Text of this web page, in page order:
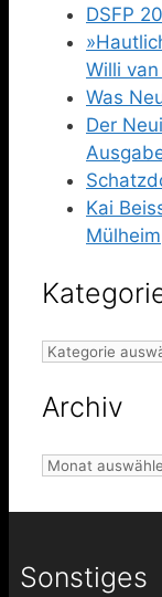
DSFP
Willi
Was
Der
Kai
Mülheim
Kategorien
Archiv
Archiv
Sonstiges